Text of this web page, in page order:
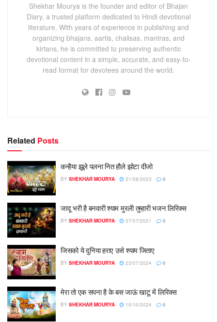
Shekhar Mourya is the founder and editor of Bhajan
Diary, a trusted platform dedicated to Hindi devotional
literature. With years of experience in publishing and
organizing bhajans, aartis, chalisas, mantras, and
kirtans, he is committed to preserving authentic
devotional content in a simple, accurate, and easy-to-
read format for devotees around the world.
Related Posts
कन्हैया झूले पलना नित हौले झोटा दीजो
BY SHEKHAR MOURYA 31/08/2023 0
जादू भरी है बनवारी श्याम मुरली तुम्हारी भजन लिरिक्स
BY SHEKHAR MOURYA 07/07/2021 0
जिसको ये दुनिया हराए उसे श्याम जिताए
BY SHEKHAR MOURYA 23/07/2024 0
मेरा तो एक सपना है के बस जाऊं खाटू में लिरिक्स
BY SHEKHAR MOURYA 10/10/2024 0